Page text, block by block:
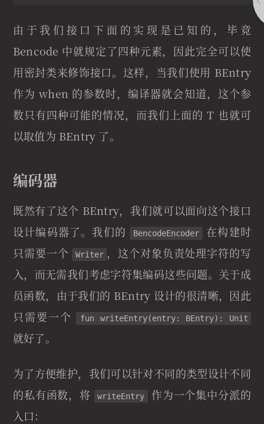
由于我们接口下面的实现是已知的，毕竟
Bencode 中就规定了四种元素，因此完全可以使
用密封类来修饰接口。这样，当我们使用 BEntry
作为 when 的参数时，编译器就会知道，这个参
数只有四种可能的情况，而我们上面的 T 也就可
以取值为 BEntry 了。
编码器
既然有了这个 BEntry，我们就可以面向这个接口
设计编码器了。我们的
BencodeEncoder
在构建时
只需要一个
Writer ，这个对象负责处理字符的写
入，而无需我们考虑字符集编码这些问题。关于成
员函数，由于我们的 BEntry 设计的很清晰，因此
只需要一个
fun writeEntry(entry: BEntry): Unit
就好了。
为了方便维护，我们可以针对不同的类型设计不同
的私有函数，将
writeEntry
作为一个集中分派的
入口：